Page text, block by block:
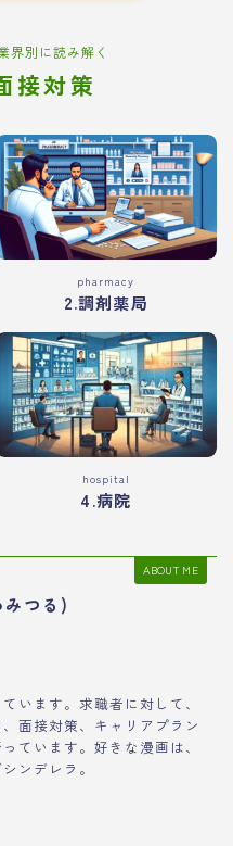
界別に読み解く
接対策
pharmacy
2.調剤薬局
hospital
4.病院
ABOUT ME
つる)
います。求職者に対して、
面接対策、キャリアプラン
ています。好きな漫画は、
ンデレラ。